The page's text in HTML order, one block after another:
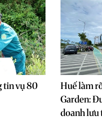
tin vụ 80
Huế làm
Garden:
doanh lưu